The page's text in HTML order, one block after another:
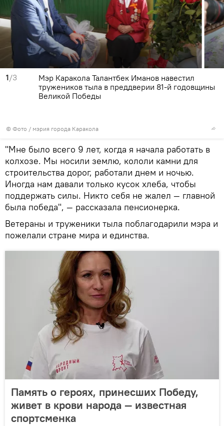
1/3
© Фото / мэрия города Каракола
Мэр Каракола Талантбек Иманов навестил
тружеников тыла в преддверии 81-й годовщины
Великой Победы
"Мне было всего 9 лет, когда я начала работать в
колхозе. Мы носили землю, кололи камни для
строительства дорог, работали днем и ночью.
Иногда нам давали только кусок хлеба, чтобы
поддержать силы. Никто себя не жалел — главной
была победа", — рассказала пенсионерка.
Ветераны и труженики тыла поблагодарили мэра и
пожелали стране мира и единства.
Память о героях, принесших Победу,
живет в крови народа — известная
спортсменка